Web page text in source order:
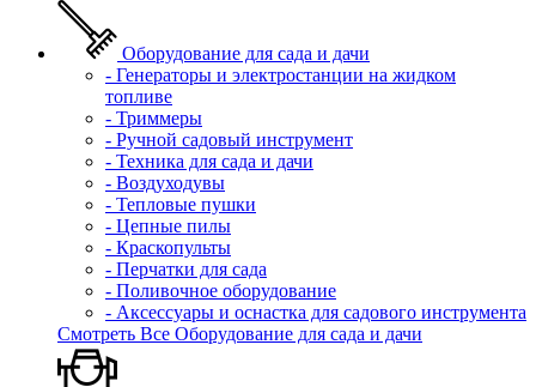
Оборудование для сада и дачи
- Генераторы и электростанции на жидком
топливе
- Триммеры
- Ручной садовый инструмент
- Техника для сада и дачи
- Воздуходувы
- Тепловые пушки
- Цепные пилы
- Краскопульты
- Перчатки для сада
- Поливочное оборудование
- Аксессуары и оснастка для садового инструмента
Смотреть Все Оборудование для сада и дачи